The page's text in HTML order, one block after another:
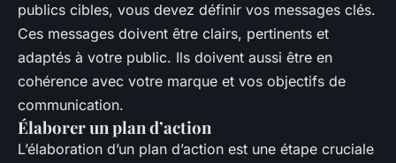
publics cibles, vous devez définir vos messages clés.
Ces messages doivent être clairs, pertinents et
adaptés à votre public. Ils doivent aussi être en
cohérence avec votre marque et vos objectifs de
communication.
Élaborer un plan d’action
L’élaboration d’un plan d’action est une étape cruciale